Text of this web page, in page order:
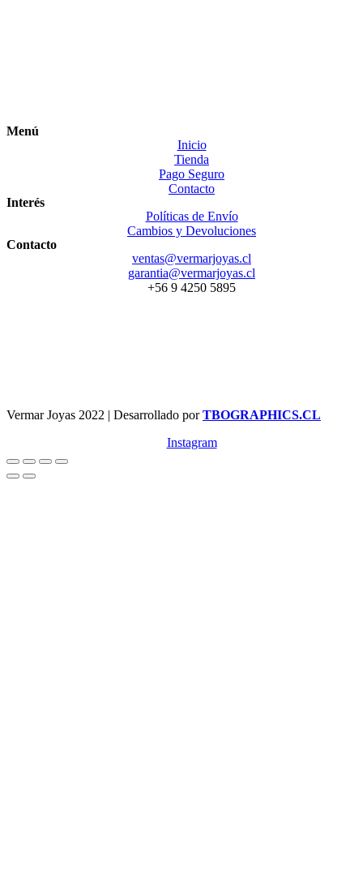
Menú
Inicio
Tienda
Pago Seguro
Contacto
Interés
Políticas de Envío
Cambios y Devoluciones
Contacto
ventas@vermarjoyas.cl
garantia@vermarjoyas.cl
+56 9 4250 5895
Vermar Joyas 2022 | Desarrollado porTBOGRAPHICS.CL
Instagram